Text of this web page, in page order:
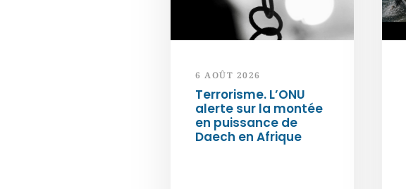
6 AOÛT 2026
Terrorisme. L’ONU
alerte sur la montée
en puissance de
Daech en Afrique